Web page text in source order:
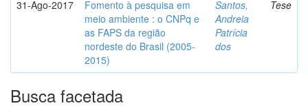
31-Ago-2017
Fomento à pesquisa em
meio ambiente : o CNPq e
as FAPS da região
nordeste do Brasil (2005-
2015)
Santos,
Andreia
Patrícia
dos
Tese
Busca facetada